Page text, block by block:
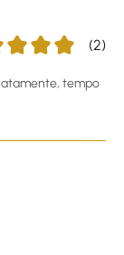
(2)
tempo